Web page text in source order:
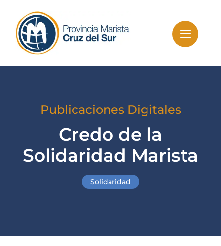
content
Publicaciones Digitales
Credo de la
Solidaridad Marista
Solidaridad